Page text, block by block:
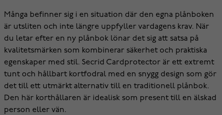
Många befinner sig i en situation där den egna plånboken
är utsliten och inte längre uppfyller vardagens krav. När
du letar efter en ny plånbok lönar det sig att satsa på
kvalitetsmärken som kombinerar säkerhet och praktiska
egenskaper med stil. Secrid Cardprotector är ett extremt
tunt och hållbart kortfodral med en snygg design som gör
det till ett utmärkt alternativ till en traditionell plånbok.
Den här korthållaren är idealisk som present till en älskad
person eller vän.